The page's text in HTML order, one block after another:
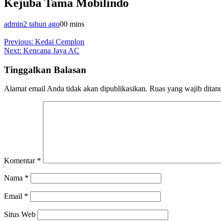
Kejuba Tama Mobilindo
admin2 tahun ago00 mins
Navigasi
pos
Previous: Kedai Cemplon
Next: Kencana Jaya AC
Tinggalkan Balasan
Alamat email Anda tidak akan dipublikasikan. Ruas yang wajib
Komentar *
Nama *
Email *
Situs Web